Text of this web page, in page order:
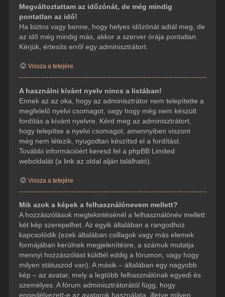
Megváltoztattam az időzónát, de még mindig
pontatlan az idő!
Ha biztos vagy benne, hogy helyes időzónát adtál meg, de
az idő még mindig más, akkor a szerver órája pontatlan.
Kérjük, értesíts erről egy adminisztrátort.
Vissza a tetejére
A használni kívánt nyelv nincs a listában!
Ennek az az oka, hogy az adminisztrátor nem telepítette a
megfelelő nyelvi csomagot, vagy hogy még nem készült
fordítás a kívánt nyelvre. Kérd meg az adminisztrátort,
hogy telepítse a nyelvi csomagot, amennyiben viszont
még nem létezik, nyugodtan készítsd el a fordítást.
További információért keresd fel a phpBB Limited
weboldalát (a link az oldal alján található).
Vissza a tetejére
Mik azok a képek a felhasználónevem mellett?
A hozzászólások megtekintésénél a felhasználónév mellett
két kép szerepelhet. Az egyik általában a rangodhoz
kapcsolódik (ezek általában csillagok vagy más elemek
formájában kerülnek megjelenítésre, a számuk mutatja
mennyi hozzászólást küldtél eddig a fórumon, vagy hogy
milyen státuszod van). A másik – általában egy nagyobb
kép – az avatar, mely a legtöbb felhasználónak egyedi és
személyes. A fórum adminisztrátorától függ, hogy
engedélyezett-e az avatarok használata, illetve milyen